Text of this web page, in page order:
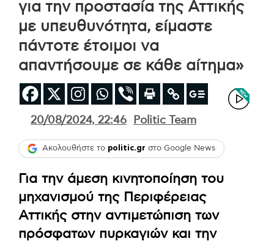
για την προστασία της Αττικής
με υπευθυνότητα, είμαστε
πάντοτε έτοιμοι να
απαντήσουμε σε κάθε αίτημα»
20/08/2024, 22:46 Politic Team
Ακολουθήστε το politic.gr στο Google News
Για την άμεση κινητοποίηση του
μηχανισμού της Περιφέρειας
Αττικής στην αντιμετώπιση των
πρόσφατων πυρκαγιών και την